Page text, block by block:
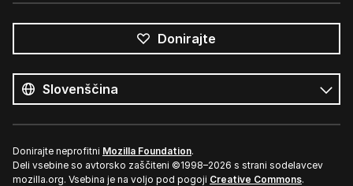
Donirajte
jeziki
Jezik
Donirajte neprofitni Mozilla Foundation.
Deli vsebine so avtorsko zaščiteni ©1998–2026 s strani sodelavcev
mozilla.org. Vsebina je na voljo pod pogoji Creative Commons.